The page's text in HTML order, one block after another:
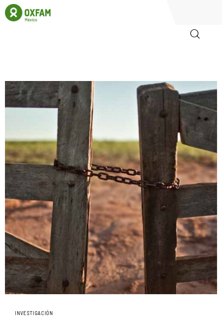
Quienes somos
Igualadas
Biblioteca
Participa
INVESTIGACIÓN